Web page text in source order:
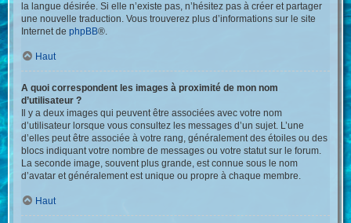
la langue désirée. Si elle n’existe pas, n’hésitez pas à créer et partager
une nouvelle traduction. Vous trouverez plus d’informations sur le site
Internet dephpBB®.
Haut
A quoi correspondent les images à proximité de mon nom
d’utilisateur ?
Il y a deux images qui peuvent être associées avec votre nom
d’utilisateur lorsque vous consultez les messages d’un sujet. L’une
d’elles peut être associée à votre rang, généralement des étoiles ou des
blocs indiquant votre nombre de messages ou votre statut sur le forum.
La seconde image, souvent plus grande, est connue sous le nom
d’avatar et généralement est unique ou propre à chaque membre.
Haut